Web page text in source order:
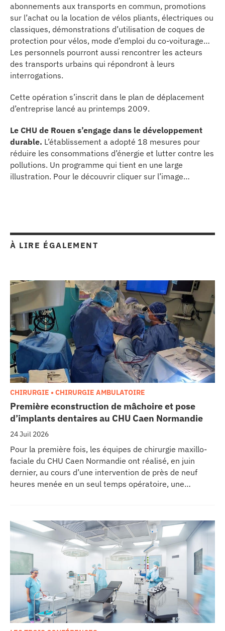
un CHU
abonnements aux transports en commun, promotions
sur l’achat ou la location de vélos pliants, électriques ou
classiques, démonstrations d’utilisation de coques de
protection pour vélos, mode d’emploi du co-voiturage…
Les personnels pourront aussi rencontrer les acteurs
des transports urbains qui répondront à leurs
interrogations.
Cette opération s’inscrit dans le plan de déplacement
d’entreprise lancé au printemps 2009.
Le CHU de Rouen s’engage dans le développement
durable. L’établissement a adopté 18 mesures pour
réduire les consommations d’énergie et lutter contre les
pollutions. Un programme qui tient en une large
illustration. Pour le découvrir cliquer sur l’image…
À LIRE ÉGALEMENT
Première econstruction de mâchoire et pose
d’implants dentaires au CHU Caen Normandie
24 Juil 2026
CHIRURGIE • CHIRURGIE AMBULATOIRE
Pour la première fois, les équipes de chirurgie maxillo-
faciale du CHU Caen Normandie ont réalisé, en juin
dernier, au cours d’une intervention de près de neuf
heures menée en un seul temps opératoire, une